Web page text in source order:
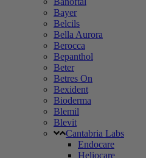
Bayer
Belcils
Bella Aurora
Berocca
Bepanthol
Beter
Betres On
Bexident
Bioderma
Blemil
Blevit
Cantabria Labs
Endocare
Heliocare